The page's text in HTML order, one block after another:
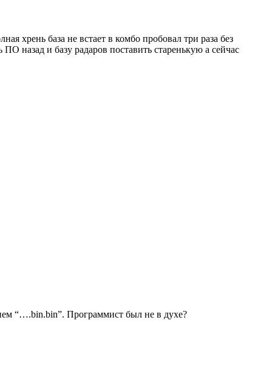
хрень база не встает в комбо пробовал три раза без
назад и базу радаров поставить старенькую а сейчас
“….bin.bin”. Программист был не в духе?